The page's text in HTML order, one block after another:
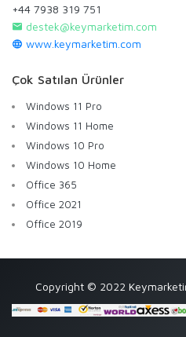
+44 7938 319 751
destek@keymarketim.com
www.keymarketim.com
Çok Satılan Ürünler
Windows 11 Pro
Windows 11 Home
Windows 10 Pro
Windows 10 Home
Office 365
Office 2021
Office 2019
Copyright © 2022